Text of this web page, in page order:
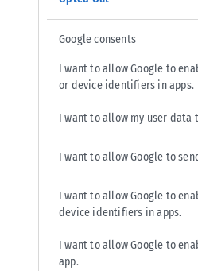
Google consents
I want to allow Google to
or device identifiers in apps.
I want to allow my user data
I want to allow Google to
I want to allow Google to
device identifiers in apps.
I want to allow Google to
app.